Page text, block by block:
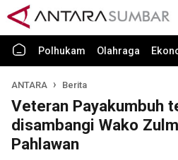
Polhukam Olahraga
ANTARA Berita
Veteran Payakumbuh
disambangi Wako
Pahlawan